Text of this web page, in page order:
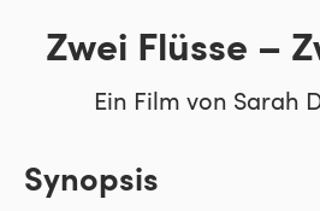
Zwei Flüsse –
Ein Film von Sarah
Synopsis